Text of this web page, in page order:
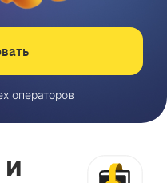
операторов